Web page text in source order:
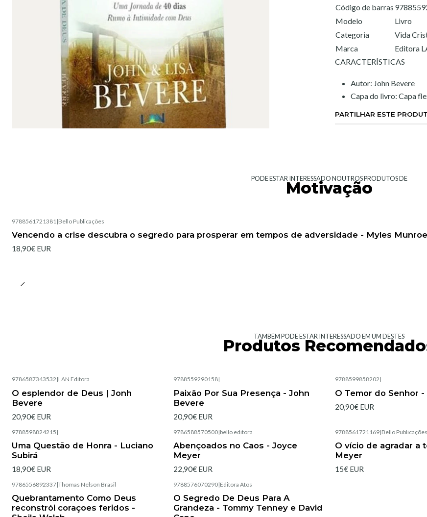
Código de barras
Modelo
Livro
Categoria
Vida
Marca
Editora
CARACTERÍSTICAS
Autor: John Bevere
Capa do livro: Capa
PARTILHAR ESTE
PODE ESTAR INTERESSADO NOUTROS PRODUTOS DE
Motivação
9788561721381|Bello Publicações
Vencendo a crise descubra o segredo para prosperar em tempos de adversidade - Myles Munroe
18,90€ EUR
TAMBÉM PODE ESTAR INTERESSADO EM UM DESTES
Produtos
9786587343532 |LAN Editora
O esplendor de Deus | Jonh
Bevere
20,90€ EUR
9788559290158|
Paixão Por Sua Presença - John
Bevere
20,90€ EUR
9788599858202 |
O Temor do Senhor
20,90€ EUR
9788598824215 |
Uma Questão de Honra - Luciano
Subirá
18,90€ EUR
9786588570500|bello editora
Abençoados no Caos - Joyce
Meyer
22,90€ EUR
9788561721169|Bello Publicações
O vício de agradar a
Meyer
15€ EUR
9786556892337|Thomas Nelson Brasil
Quebrantamento Como Deus
reconstrói corações feridos -
9788576070290|Editora Atos
O Segredo De Deus Para A
Grandeza - Tommy Tenney e David